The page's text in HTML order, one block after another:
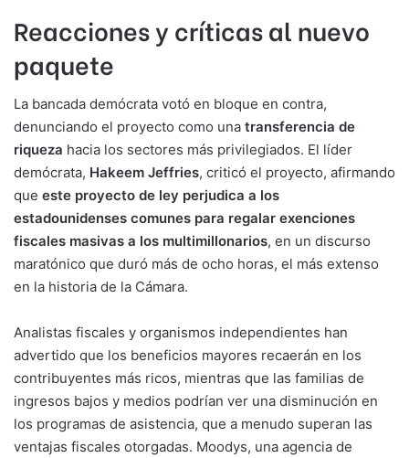
Reacciones y críticas al nuevo
paquete
La bancada demócrata votó en bloque en contra,
denunciando el proyecto como una transferencia de
riqueza hacia los sectores más privilegiados. El líder
demócrata, Hakeem Jeffries, criticó el proyecto, afirmando
que este proyecto de ley perjudica a los
estadounidenses comunes para regalar exenciones
fiscales masivas a los multimillonarios, en un discurso
maratónico que duró más de ocho horas, el más extenso
en la historia de la Cámara.
Analistas fiscales y organismos independientes han
advertido que los beneficios mayores recaerán en los
contribuyentes más ricos, mientras que las familias de
ingresos bajos y medios podrían ver una disminución en
los programas de asistencia, que a menudo superan las
ventajas fiscales otorgadas. Moodys, una agencia de